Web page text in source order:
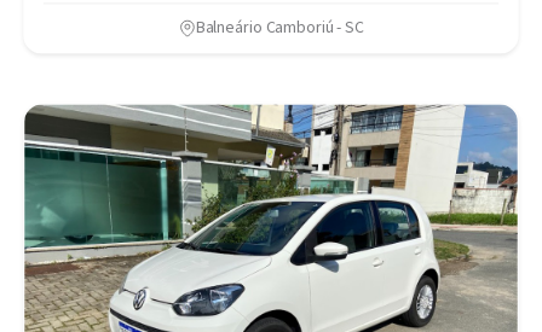
Balneário Camboriú - SC